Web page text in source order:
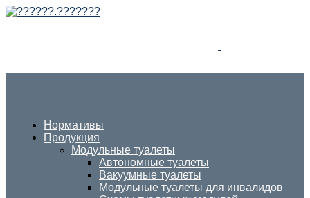
Нормативы
Продукция
Модульные туалеты
Автономные туалеты
Вакуумные туалеты
Модульные туалеты для инвалидов